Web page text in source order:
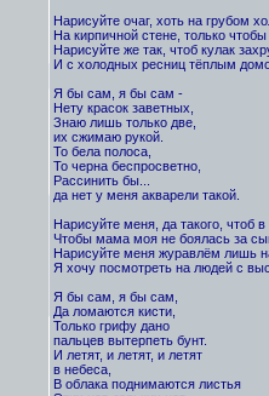
Нарисуйте очаг, хоть на грубом
На кирпичной стене, только чтобы
Нарисуйте же так, чтоб кулак
И с холодных ресниц тёплым
Я бы сам, я бы сам -
Нету красок заветных,
Знаю лишь только две,
их сжимаю рукой.
То бела полоса,
То черна беспросветно,
Рассинить бы...
да нет у меня акварели такой.
Нарисуйте меня, да такого, чтоб в
Чтобы мама моя не боялась за
Нарисуйте меня журавлём лишь
Я хочу посмотреть на людей с
Я бы сам, я бы сам,
Да ломаются кисти,
Только грифу дано
пальцев вытерпеть бунт.
И летят, и летят, и летят
в небеса,
В облака поднимаются листья